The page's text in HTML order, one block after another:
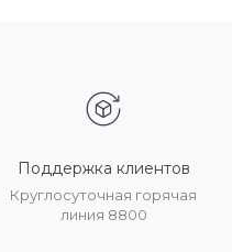
Поддержка клиентов
Круглосуточная горячая
линия 8800